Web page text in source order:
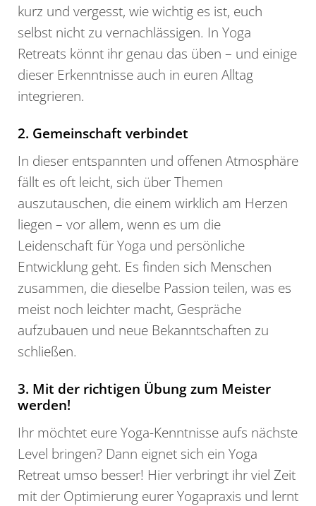
kurz und vergesst, wie wichtig es ist, euch
selbst nicht zu vernachlässigen. In Yoga
Retreats könnt ihr genau das üben – und einige
dieser Erkenntnisse auch in euren Alltag
integrieren.
2. Gemeinschaft verbindet
In dieser entspannten und offenen Atmosphäre
fällt es oft leicht, sich über Themen
auszutauschen, die einem wirklich am Herzen
liegen – vor allem, wenn es um die
Leidenschaft für Yoga und persönliche
Entwicklung geht. Es finden sich Menschen
zusammen, die dieselbe Passion teilen, was es
meist noch leichter macht, Gespräche
aufzubauen und neue Bekanntschaften zu
schließen.
3. Mit der richtigen Übung zum Meister
werden!
Ihr möchtet eure Yoga-Kenntnisse aufs nächste
Level bringen? Dann eignet sich ein Yoga
Retreat umso besser! Hier verbringt ihr viel Zeit
mit der Optimierung eurer Yogapraxis und lernt